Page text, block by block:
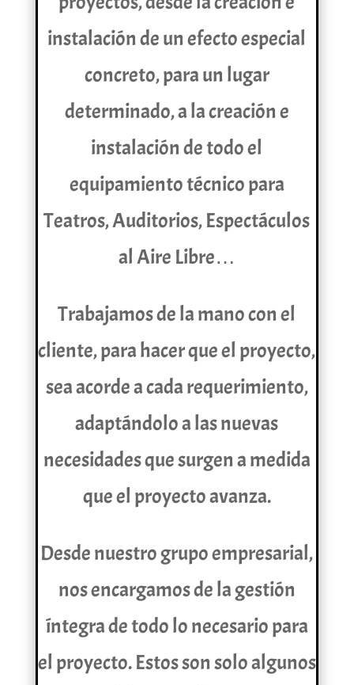
instalación de un efecto especial
concreto, para un lugar
determinado, a la creación e
instalación de todo el
equipamiento técnico para
Teatros, Auditorios, Espectáculos
al Aire Libre…
Trabajamos de la mano con el
cliente, para hacer que el proyecto,
sea acorde a cada requerimiento,
adaptándolo a las nuevas
necesidades que surgen a medida
que el proyecto avanza.
Desde nuestro grupo empresarial,
nos encargamos de la gestión
íntegra de todo lo necesario para
el proyecto. Estos son solo algunos